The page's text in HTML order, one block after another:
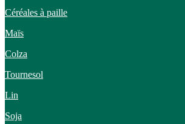
Céréales à paille
Maïs
Colza
Tournesol
Lin
Soja